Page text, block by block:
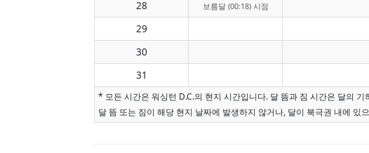
28
보름달 (00:18) 시점
29
30
31
* 모든 시간은 워싱턴 D.C.의 현지 시간입니다. 달 뜸과 짐 시간은 달의
달 뜸 또는 짐이 해당 현지 날짜에 발생하지 않거나, 달이 북극권 내에